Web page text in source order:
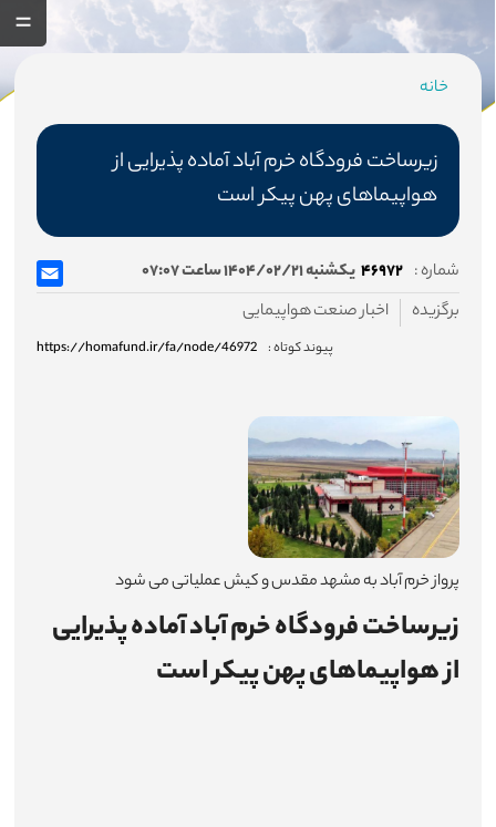
صفحه اصلی
صندوق
درباره صندوق
اساسنامه صندوق
هیئت مدیره
اطلاع‌رسانی
میزخدمت
چندرسانه‌ای
مسیر
خانه
زیرساخت فرودگاه خرم آباد آماده پذیرایی از
هواپیماهای پهن پیکر است
شماره : ۴۶۹۷۲ یکشنبه ۱۴۰۴/۰۲/۲۱ ساعت ۰۷:۰۷
برگزیده
اخبار صنعت هواپیمایی
پیوند کوتاه : https://homafund.ir/fa/node/46972
پرواز خرم آباد به مشهد مقدس و کیش عملیاتی می شود
زیرساخت فرودگاه خرم آباد آماده پذیرایی
از هواپیماهای پهن پیکر است